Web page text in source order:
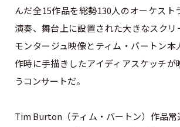
んだ全15作品を総勢130人のオーケスト
演奏、舞台上に設置された大きなスクリ
モンタージュ映像とティム・バートン本
作時に手描きしたアイディアスケッチが
うコンサートだ。
Tim Burton（ティム・バートン）作品常